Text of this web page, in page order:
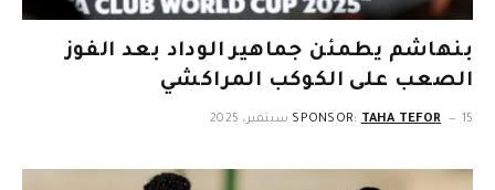
بنهاشم يطمئن جماهير الوداد بعد الفوز
الصعب على الكوكب المراكشي
SPONSOR: TAHA TEFOR 15 سبتمبر، 2025